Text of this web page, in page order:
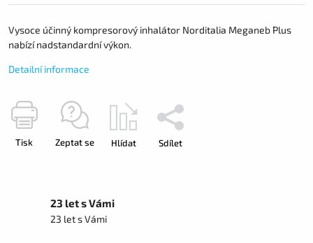
Vysoce účinný kompresorový inhalátor Norditalia Meganeb Plus
nabízí nadstandardní výkon.
Detailní informace
Tisk Zeptat se Hlídat Sdílet
23 let s Vámi
23 let s Vámi